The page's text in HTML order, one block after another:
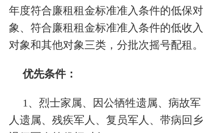
年度符合廉租租金标准准入条件的低保对
象、符合廉租租金标准准入条件的低收入
对象和其他对象三类，分批次摇号配租。
优先条件：
1 、烈士家属、因公牺牲遗属、病故军
人遗属、残疾军人、复员军人、带病回乡